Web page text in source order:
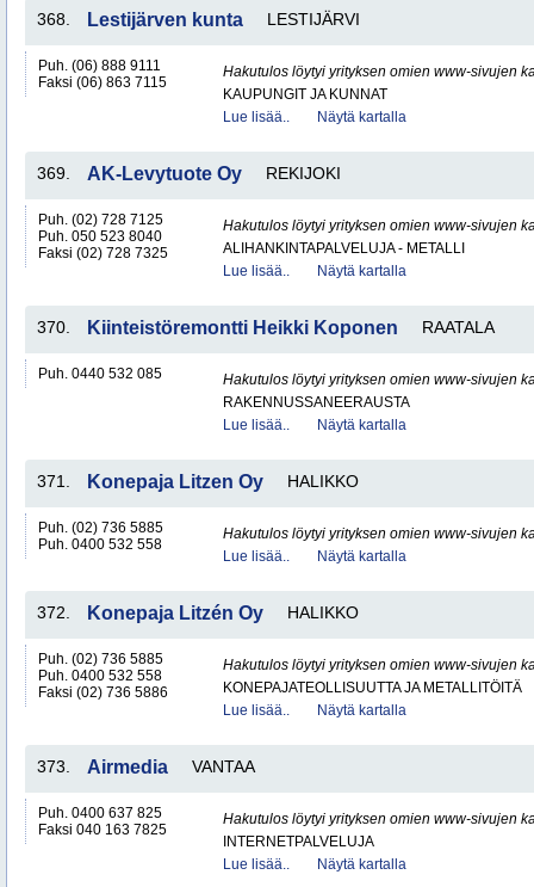
368. Lestijärven kunta LESTIJÄRVI
Puh. (06) 888 9111
Faksi (06) 863 7115
Hakutulos löytyi yrityksen omien www-sivujen
KAUPUNGIT JA KUNNAT
Lue lisää..
Näytä kartalla
369. AK-Levytuote Oy REKIJOKI
Puh. (02) 728 7125
Puh. 050 523 8040
Faksi (02) 728 7325
Hakutulos löytyi yrityksen omien www-sivujen
ALIHANKINTAPALVELUJA - METALLI
Lue lisää..
Näytä kartalla
370. Kiinteistöremontti Heikki Koponen RAATALA
Puh. 0440 532 085
Hakutulos löytyi yrityksen omien www-sivujen
RAKENNUSSANEERAUSTA
Lue lisää..
Näytä kartalla
371. Konepaja Litzen Oy HALIKKO
Puh. (02) 736 5885
Puh. 0400 532 558
Hakutulos löytyi yrityksen omien www-sivujen
Lue lisää..
Näytä kartalla
372. Konepaja Litzén Oy HALIKKO
Puh. (02) 736 5885
Puh. 0400 532 558
Faksi (02) 736 5886
Hakutulos löytyi yrityksen omien www-sivujen
KONEPAJATEOLLISUUTTA JA METALLITÖITÄ
Lue lisää..
Näytä kartalla
373. Airmedia VANTAA
Puh. 0400 637 825
Faksi 040 163 7825
Hakutulos löytyi yrityksen omien www-sivujen
INTERNETPALVELUJA
Lue lisää..
Näytä kartalla